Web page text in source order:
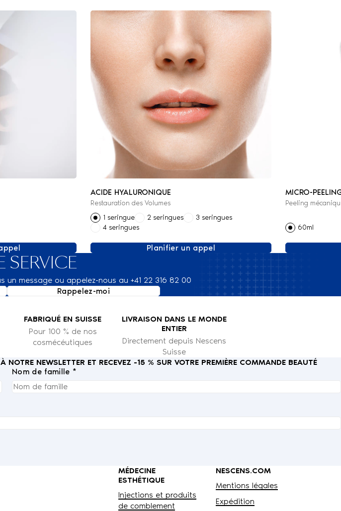
ACIDE HYALURONIQUE
Restauration des Volumes
1 seringue
2 seringues
3 seringues
4 seringues
Planifier un appel
MICRO-
Peeling
60ml
SERVICE
un message ou appelez-nous au +41 22 316 82 00
Rappelez-moi
FABRIQUÉ EN SUISSE
Pour 100 % de nos
cosmécéutiques
LIVRAISON DANS LE MONDE
ENTIER
Directement depuis Nescens
Suisse
NEWSLETTER ET RECEVEZ -15 % SUR VOTRE PREMIÈRE COMMANDE BEAUTÉ
Nom de famille *
MÉDECINE
ESTHÉTIQUE
Injections et produits
de comblement
NESCENS.COM
Mentions légales
Expédition